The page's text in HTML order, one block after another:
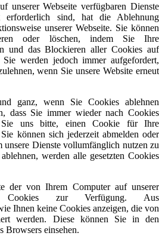
unserer Webseite verfügbaren Dienste
erforderlich sind, hat die Ablehnung
unserer Webseite. Sie können
oder löschen, indem Sie Ihre
und das Blockieren aller Cookies auf
Sie werden jedoch immer aufgefordert,
wenn Sie unsere Website erneut
ganz, wenn Sie Cookies ablehnen
dass Sie immer wieder nach Cookies
Sie uns bitte, einen Cookie für Ihre
können sich jederzeit abmelden oder
unsere Dienste vollumfänglich nutzen zu
werden alle gesetzten Cookies
der von Ihrem Computer auf unserer
Cookies zur Verfügung. Aus
Ihnen keine Cookies anzeigen, die von
werden. Diese können Sie in den
Browsers einsehen.